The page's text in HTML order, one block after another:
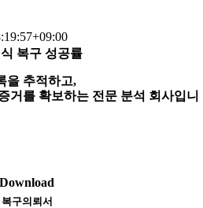
복구 성공률
을 추적하고,
거를 확보하는 전문 분석 회사입니
Download
복구의뢰서